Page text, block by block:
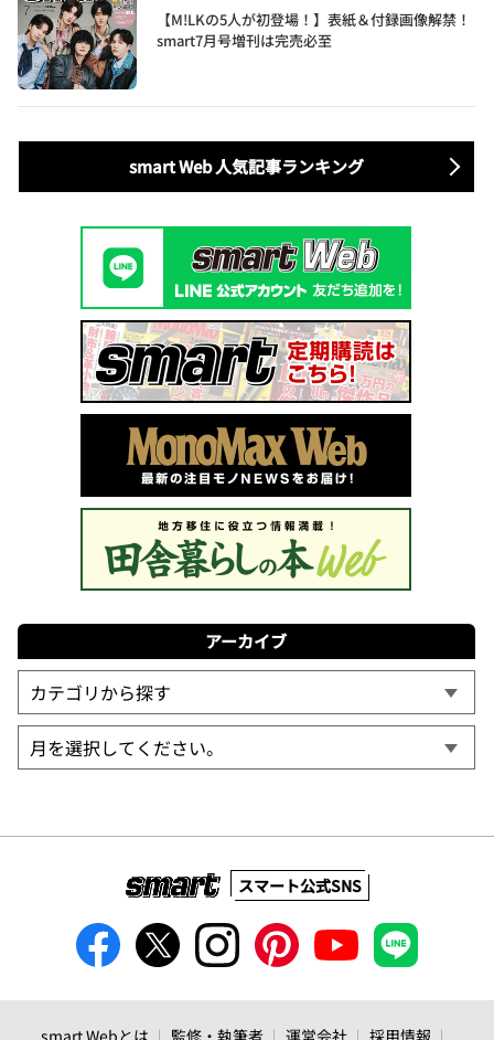
【M!LKの5人が初登場！】表紙＆付録画像解禁！
smart7月号増刊は完売必至
smart Web 人気記事ランキング
アーカイブ
スマート公式SNS
smart Webとは 監修・執筆者 運営会社 採用情報